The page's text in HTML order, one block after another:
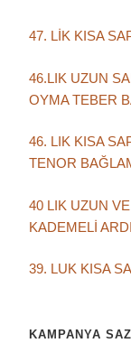
47. LİK KISA
46.LIK UZUN
OYMA TEBER
46. LIK KISA
TENOR
40 LIK UZUN
KADEMELİ
39. LUK KISA
KAMPANYA